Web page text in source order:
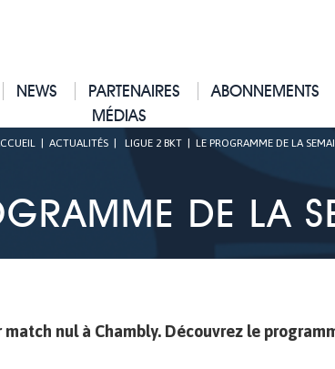
NEWS PARTENAIRES ABONNEMENTS
MÉDIAS
| ACTUALITÉS| LIGUE 2 BKT| LE PROGRAMME DE LA
DE LA
nul à Chambly. Découvrez le